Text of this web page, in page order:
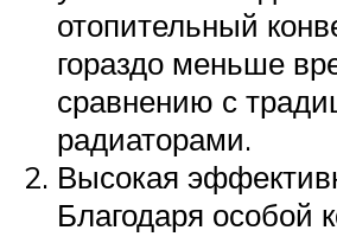
отопительный
гораздо меньше
сравнению с
радиаторами.
Высокая
Благодаря особой